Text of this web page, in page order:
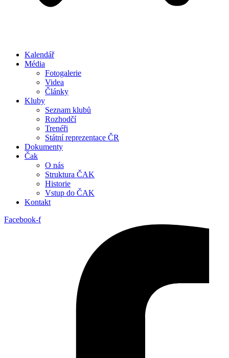
Kalendář
Média
Fotogalerie
Videa
Články
Kluby
Seznam klubů
Rozhodčí
Trenéři
Státní reprezentace ČR
Dokumenty
Čak
O nás
Struktura ČAK
Historie
Vstup do ČAK
Kontakt
Facebook-f